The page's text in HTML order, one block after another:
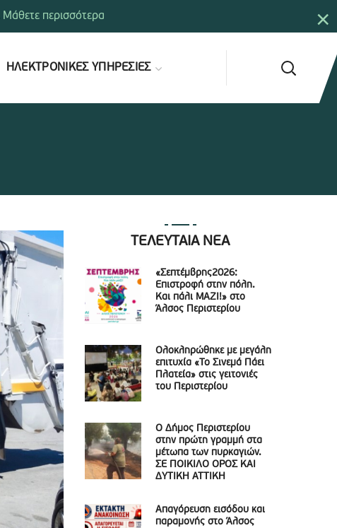
ΗΛΕΚΤΡΟΝΙΚΕΣ ΥΠΗΡΕΣΙΕΣ
ΤΕΛΕΥΤΑΙΑ ΝΕΑ
«Σεπτέμβρης2026:
Επιστροφή στην πόλη.
Και πάλι ΜΑΖΙ!» στο
Άλσος Περιστερίου
Ολοκληρώθηκε με μεγάλη
επιτυχία «Το Σινεμά Πάει
Πλατεία» στις γειτονιές
του Περιστερίου
Ο Δήμος Περιστερίου
στην πρώτη γραμμή στα
μέτωπα των πυρκαγιών.
ΣΕ ΠΟΙΚΙΛΟ ΟΡΟΣ ΚΑΙ
ΔΥΤΙΚΗ ΑΤΤΙΚΗ
Απαγόρευση εισόδου και
παραμονής στο Άλσος
×
Μάθετε περισσότερα